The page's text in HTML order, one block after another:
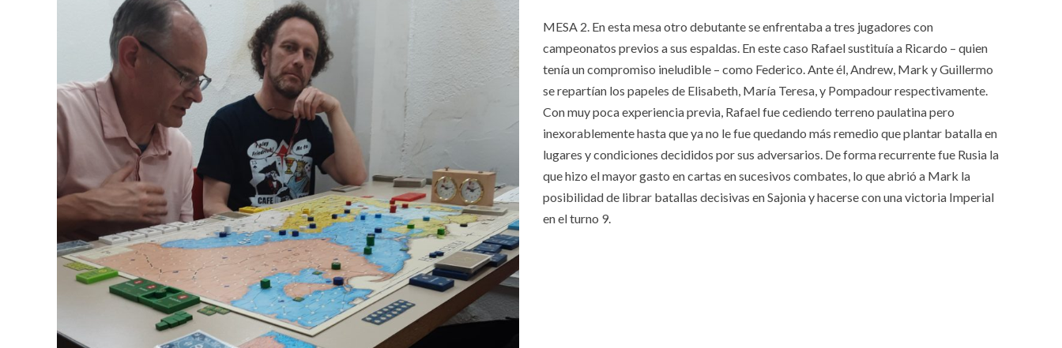
MESA 2. En esta mesa otro debutante se enfrentaba a tres jugadores con
campeonatos previos a sus espaldas. En este caso Rafael sustituía a Ricardo – quien
tenía un compromiso ineludible – como Federico. Ante él, Andrew, Mark y Guillermo
se repartían los papeles de Elisabeth, María Teresa, y Pompadour respectivamente.
Con muy poca experiencia previa, Rafael fue cediendo terreno paulatina pero
inexorablemente hasta que ya no le fue quedando más remedio que plantar batalla en
lugares y condiciones decididos por sus adversarios. De forma recurrente fue Rusia la
que hizo el mayor gasto en cartas en sucesivos combates, lo que abrió a Mark la
posibilidad de librar batallas decisivas en Sajonia y hacerse con una victoria Imperial
en el turno 9.